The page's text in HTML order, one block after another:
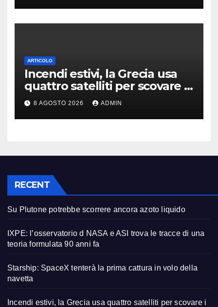
ARTICOLO
Incendi estivi, la Grecia usa
quattro satelliti per scovare i
focolai
8 AGOSTO 2026 ADMIN
RECENT
Su Plutone potrebbe scorrere ancora azoto liquido
IXPE: l’osservatorio d NASA e ASI trova le tracce di una
teoria formulata 90 anni fa
Starship: SpaceX tenterà la prima cattura in volo della
navetta
Incendi estivi, la Grecia usa quattro satelliti per scovare i